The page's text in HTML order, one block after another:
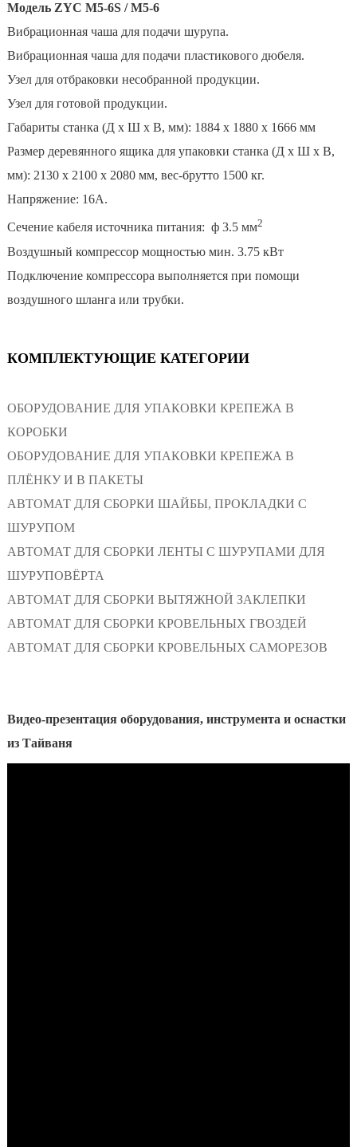
Модель ZYC M5-6S / M5-6
Вибрационная чаша для подачи шурупа.
Вибрационная чаша для подачи пластикового дюбеля.
Узел для отбраковки несобранной продукции.
Узел для готовой продукции.
Габариты станка (Д х Ш х В, мм): 1884 х 1880 х 1666 мм
Размер деревянного ящика для упаковки станка (Д х Ш х В,
мм): 2130 х 2100 х 2080 мм, вес-брутто 1500 кг.
Напряжение: 16А.
Сечение кабеля источника питания: ф 3.5 мм2
Воздушный компрессор мощностью мин. 3.75 кВт
Подключение компрессора выполняется при помощи
воздушного шланга или трубки.
КОМПЛЕКТУЮЩИЕ КАТЕГОРИИ
ОБОРУДОВАНИЕ ДЛЯ УПАКОВКИ КРЕПЕЖА В
КОРОБКИ
ОБОРУДОВАНИЕ ДЛЯ УПАКОВКИ КРЕПЕЖА В
ПЛЁНКУ И В ПАКЕТЫ
АВТОМАТ ДЛЯ СБОРКИ ШАЙБЫ, ПРОКЛАДКИ С
ШУРУПОМ
АВТОМАТ ДЛЯ СБОРКИ ЛЕНТЫ С ШУРУПАМИ ДЛЯ
ШУРУПОВЁРТА
АВТОМАТ ДЛЯ СБОРКИ ВЫТЯЖНОЙ ЗАКЛЕПКИ
АВТОМАТ ДЛЯ СБОРКИ КРОВЕЛЬНЫХ ГВОЗДЕЙ
АВТОМАТ ДЛЯ СБОРКИ КРОВЕЛЬНЫХ САМОРЕЗОВ
Видео-презентация оборудования, инструмента и оснастки
из Тайваня